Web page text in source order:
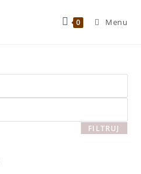
0 Menu
FILTRUJ